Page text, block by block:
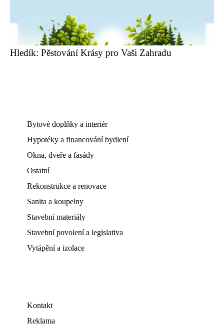
Hledík: Pěstování Krásy pro Vaši Zahradu
Bytové doplňky a interiér
Hypotéky a financování bydlení
Okna, dveře a fasády
Ostatní
Rekonstrukce a renovace
Sanita a koupelny
Stavební materiály
Stavební povolení a legislativa
Vytápění a izolace
Kontakt
Reklama